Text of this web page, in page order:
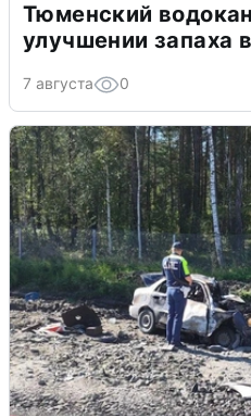
Тюменский
улучшении запаха
7 августа 0